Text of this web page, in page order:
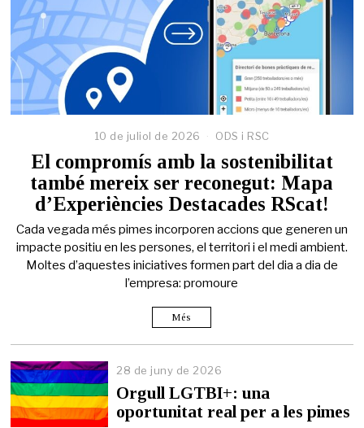
10 de juliol de 2026 ODS i RSC
El compromís amb la sostenibilitat
també mereix ser reconegut: Mapa
d’Experiències Destacades RScat!
Cada vegada més pimes incorporen accions que generen un
impacte positiu en les persones, el territori i el medi ambient.
Moltes d’aquestes iniciatives formen part del dia a dia de
l’empresa: promoure
Més
28 de juny de 2026
6
d
e
Orgull LGTBI+: una
oportunitat real per a les pimes